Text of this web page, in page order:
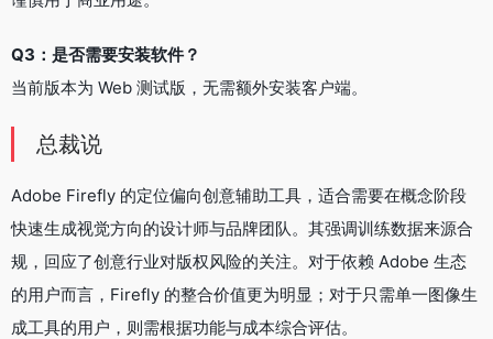
Q3：是否需要安装软件？
当前版本为 Web 测试版，无需额外安装客户端。
总裁说
Adobe Firefly 的定位偏向创意辅助工具，适合需要在概念阶段
快速生成视觉方向的设计师与品牌团队。其强调训练数据来源合
规，回应了创意行业对版权风险的关注。对于依赖 Adobe 生态
的用户而言，Firefly 的整合价值更为明显；对于只需单一图像生
成工具的用户，则需根据功能与成本综合评估。